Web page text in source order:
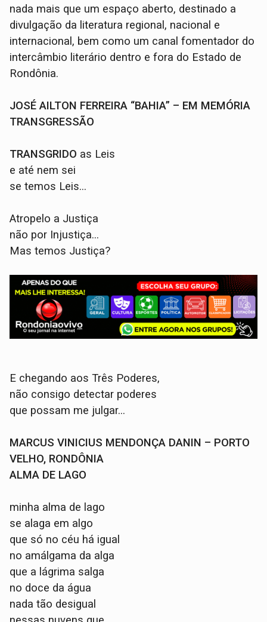
nada mais que um espaço aberto, destinado a
divulgação da literatura regional, nacional e
internacional, bem como um canal fomentador do
intercâmbio literário dentro e fora do Estado de
Rondônia.
JOSÉ AILTON FERREIRA “BAHIA” – EM MEMÓRIA
TRANSGRESSÃO
TRANSGRIDO as Leis
e até nem sei
se temos Leis...
Atropelo a Justiça
não por Injustiça...
Mas temos Justiça?
E chegando aos Três Poderes,
não consigo detectar poderes
que possam me julgar...
MARCUS VINICIUS MENDONÇA DANIN – PORTO
VELHO, RONDÔNIA
ALMA DE LAGO
minha alma de lago
se alaga em algo
que só no céu há igual
no amálgama da alga
que a lágrima salga
no doce da água
nada tão desigual